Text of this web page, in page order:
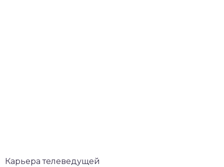
Карьера телеведущей